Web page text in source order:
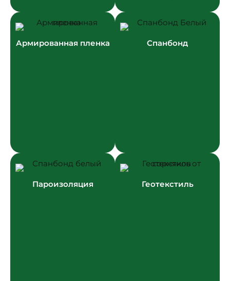
Армированная пленка Спанбонд
Пароизоляция Геотекстиль